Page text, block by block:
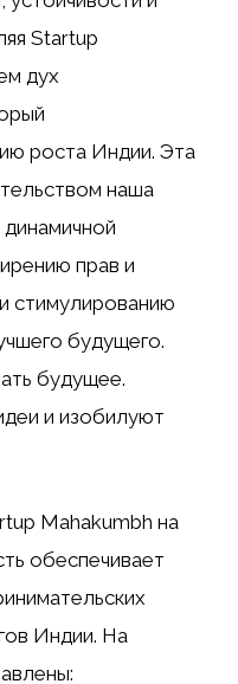
Startup
дух
роста Индии. Эта
наша
прав и
стимулированию
будущего.
будущее.
и изобилуют
Mahakumbh на
обеспечивает
Индии. На